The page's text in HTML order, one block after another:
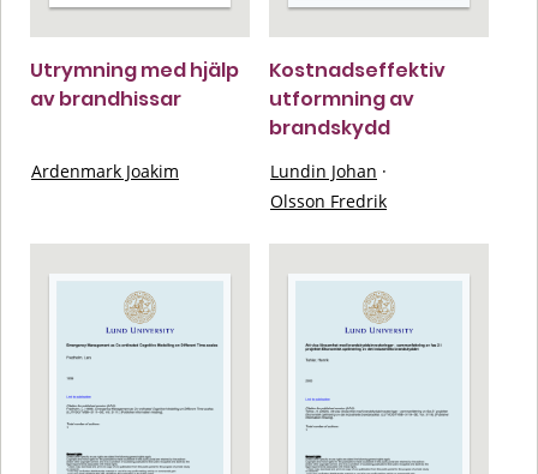
Utrymning med hjälp
av brandhissar
Ardenmark Joakim
Kostnadseffektiv
utformning av
brandskydd
Lundin Johan ·
Olsson Fredrik